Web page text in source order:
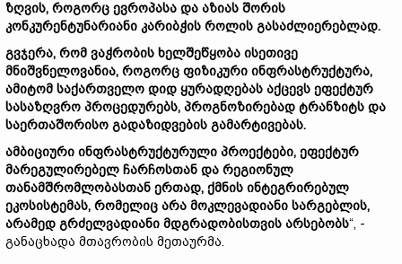
ზღვის, როგორც ევროპასა და აზიას შორის
კონკურენტუნარიანი კარიბჭის როლის გასაძლიერებლად.
გვჯერა, რომ ვაჭრობის ხელშეწყობა ისეთივე
მნიშვნელოვანია, როგორც ფიზიკური ინფრასტრუქტურა,
ამიტომ საქართველო დიდ ყურადღებას აქცევს ეფექტურ
სასაზღვრო პროცედურებს, პროგნოზირებად ტრანზიტს და
საერთაშორისო გადაზიდვების გამარტივებას.
ამბიციური ინფრასტრუქტურული პროექტები, ეფექტურ
მარეგულირებელ ჩარჩოსთან და რეგიონულ
თანამშრომლობასთან ერთად, ქმნის ინტეგრირებულ
ეკოსისტემას, რომელიც არა მოკლევადიანი სარგებლის,
არამედ გრძელვადიანი მდგრადობისთვის არსებობს“, -
განაცხადა მთავრობის მეთაურმა.